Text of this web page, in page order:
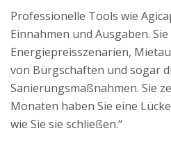
Professionelle Tools wie
Einnahmen und Ausgaben.
Energiepreisszenarien,
von Bürgschaften und sogar
Sanierungsmaßnahmen. Sie
Monaten haben Sie eine
wie Sie sie schließen.“